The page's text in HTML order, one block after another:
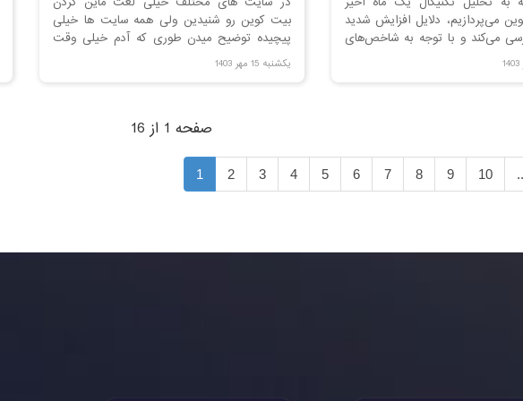
می‌پردازیم، دلایل افزایش شدید
می‌کند و با توجه به شاخص‌های
برای قیمت بیت‌کوین در
می‌دهیم.
بیت کوین رو شنیدین ولی همه سایت ها خیلی
پیچیده توضیح میدن طوری که آدم خیلی وقت
ها متوجه حرفشون نمیشه. در این مقاله فرض
کرده ایم که می خوایم معنی ماینینگ رو به یه
یکشنبه 15 مهر 1403
صفحه 1 از 16
1 2 3 4 5 6 7 8 9 10